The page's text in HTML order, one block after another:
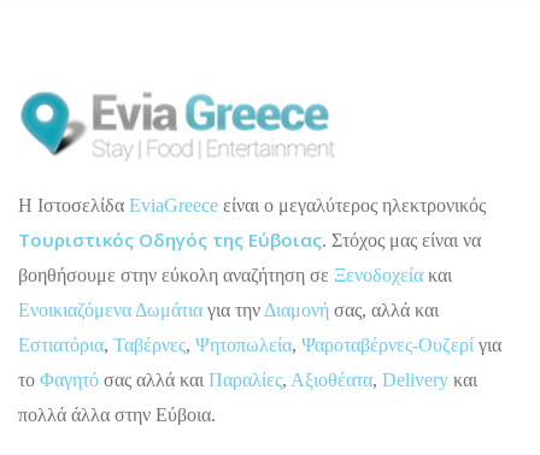
H Ιστοσελίδα EviaGreece είναι ο μεγαλύτερος ηλεκτρονικός
Τουριστικός Οδηγός της Εύβοιας. Στόχος μας είναι να
βοηθήσουμε στην εύκολη αναζήτηση σε Ξενοδοχεία και
Ενοικιαζόμενα Δωμάτια για την Διαμονή σας, αλλά και
Εστιατόρια, Ταβέρνες, Ψητοπωλεία, Ψαροταβέρνες-Ουζερί για
το Φαγητό σας αλλά και Παραλίες, Αξιοθέατα, Delivery και
πολλά άλλα στην Εύβοια.